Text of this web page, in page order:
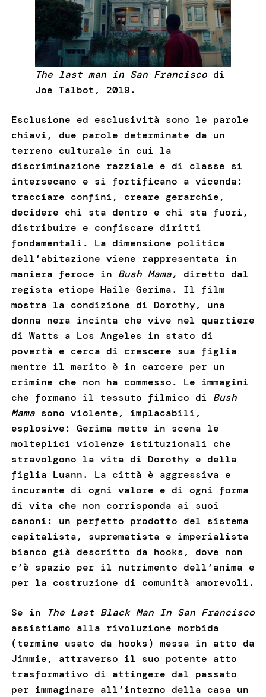
The last man in San Franciscodi
Joe Talbot, 2019.
Esclusione ed esclusività sono le parole
chiavi, due parole determinate da un
terreno culturale in cui la
discriminazione razziale e di classe si
intersecano e si fortificano a vicenda:
tracciare confini, creare gerarchie,
decidere chi sta dentro e chi sta fuori,
distribuire e confiscare diritti
fondamentali. La dimensione politica
dell’abitazione viene rappresentata in
maniera feroce in Bush Mama, diretto dal
regista etiope Haile Gerima. Il film
mostra la condizione di Dorothy, una
donna nera incinta che vive nel quartiere
di Watts a Los Angeles in stato di
povertà e cerca di crescere sua figlia
mentre il marito è in carcere per un
crimine che non ha commesso. Le immagini
che formano il tessuto filmico di Bush
Mama sono violente, implacabili,
esplosive: Gerima mette in scena le
molteplici violenze istituzionali che
stravolgono la vita di Dorothy e della
figlia Luann. La città è aggressiva e
incurante di ogni valore e di ogni forma
di vita che non corrisponda ai suoi
canoni: un perfetto prodotto del sistema
capitalista, suprematista e imperialista
bianco già descritto da hooks, dove non
c’è spazio per il nutrimento dell’anima e
per la costruzione di comunità amorevoli.
Se in
The Last Black Man In San Francisco
assistiamo alla rivoluzione morbida
(termine usato da hooks) messa in atto da
Jimmie, attraverso il suo potente atto
trasformativo di attingere dal passato
per immaginare all’interno della casa un